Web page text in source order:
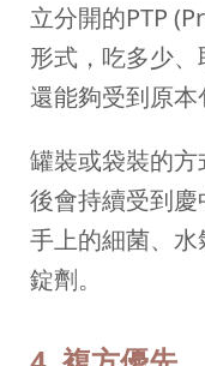
立分開的PTP
形式，吃多少
還能夠受到原本
罐裝或袋裝的
後會持續受到
手上的細菌、水
錠劑。